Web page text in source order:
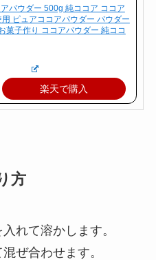
パウダー 500g 純ココア ココア
ピュアココアパウダー パウダー
菓子作り ココアパウダー 純ココ
楽天で購入
方
れて溶かします。
ぜ合わせます。